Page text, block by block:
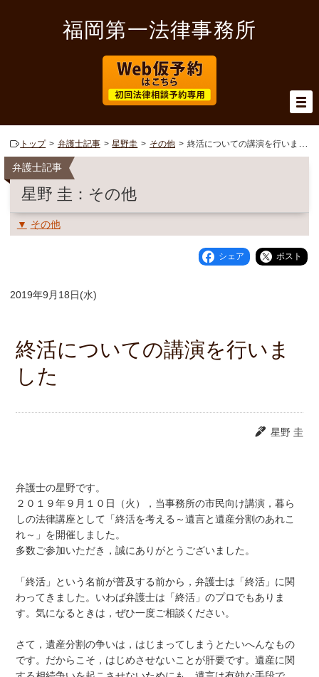
福岡第一法律事務所
トップ 弁護士記事 星野圭 その他 終活についての講演を行いました
弁護士記事
星野 圭：その他
その他
シェア ポスト
2019年9月18日(水)
終活についての講演を行いま
した
星野 圭
弁護士の星野です。
２０１９年９月１０日（火），当事務所の市民向け講演，暮ら
しの法律講座として「終活を考える～遺言と遺産分割のあれこ
れ～」を開催しました。
多数ご参加いただき，誠にありがとうございました。
「終活」という名前が普及する前から，弁護士は「終活」に関
わってきました。いわば弁護士は「終活」のプロでもありま
す。気になるときは，ぜひ一度ご相談ください。
さて，遺産分割の争いは，はじまってしまうとたいへんなもの
です。だからこそ，はじめさせないことが肝要です。遺産に関